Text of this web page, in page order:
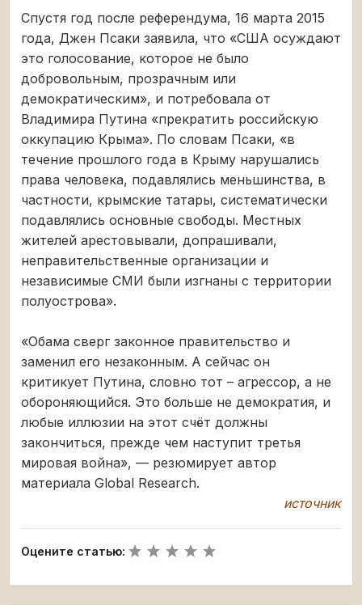
Спустя год после референдума, 16 марта 2015
года, Джен Псаки заявила, что «США осуждают
это голосование, которое не было
добровольным, прозрачным или
демократическим», и потребовала от
Владимира Путина «прекратить российскую
оккупацию Крыма». По словам Псаки, «в
течение прошлого года в Крыму нарушались
права человека, подавлялись меньшинства, в
частности, крымские татары, систематически
подавлялись основные свободы. Местных
жителей арестовывали, допрашивали,
неправительственные организации и
независимые СМИ были изгнаны с территории
полуострова».
«Обама сверг законное правительство и
заменил его незаконным. А сейчас он
критикует Путина, словно тот – агрессор, а не
обороняющийся. Это больше не демократия, и
любые иллюзии на этот счёт должны
закончиться, прежде чем наступит третья
мировая война», — резюмирует автор
материала Global Research.
источник
Оцените статью: